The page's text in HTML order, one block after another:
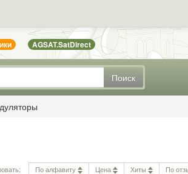
AGSAT.SatDirect
Поиск
По алфавиту Цена Хиты По